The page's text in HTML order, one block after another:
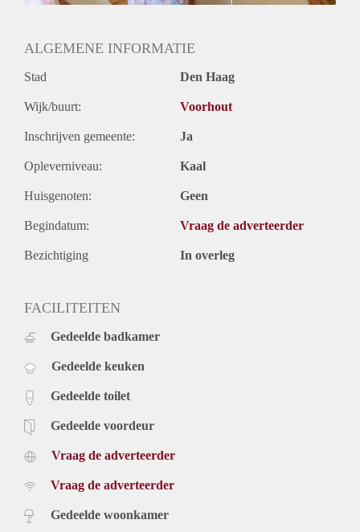
ALGEMENE INFORMATIE
Stad Den Haag
Wijk/buurt: Voorhout
Inschrijven gemeente: Ja
Opleverniveau: Kaal
Huisgenoten: Geen
Begindatum: Vraag de adverteerder
Bezichtiging In overleg
FACILITEITEN
Gedeelde badkamer
Gedeelde keuken
Gedeelde toilet
Gedeelde voordeur
Vraag de adverteerder
Vraag de adverteerder
Gedeelde woonkamer